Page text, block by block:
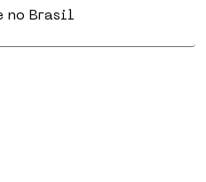
no Brasil